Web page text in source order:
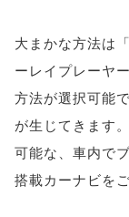
大まかな方法は
ーレイプレーヤ
方法が選択可能
が生じてきます
可能な、車内で
搭載カーナビを